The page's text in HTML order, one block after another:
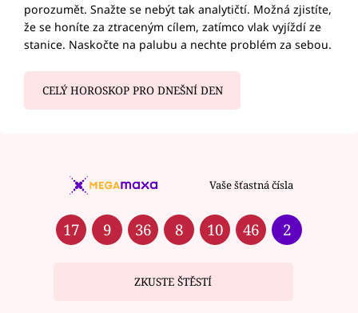
porozumět. Snažte se nebýt tak analytičtí. Možná zjistíte,
že se honíte za ztraceným cílem, zatímco vlak vyjíždí ze
stanice. Naskočte na palubu a nechte problém za sebou.
CELÝ HOROSKOP PRO DNEŠNÍ DEN
Vaše šťastná čísla
17 9 36 8 10 46 2
ZKUSTE ŠTĚSTÍ